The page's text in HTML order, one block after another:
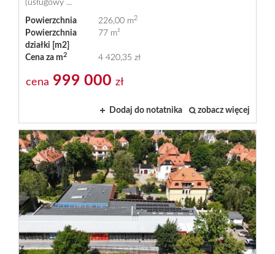
(usługowy ...
Powierzchnia 226,00 m2
Powierzchnia
działki [m2]
77 m²
Cena za m2 4 420,35 zł
cena 999 000 zł
Dodaj do notatnika zobacz więcej